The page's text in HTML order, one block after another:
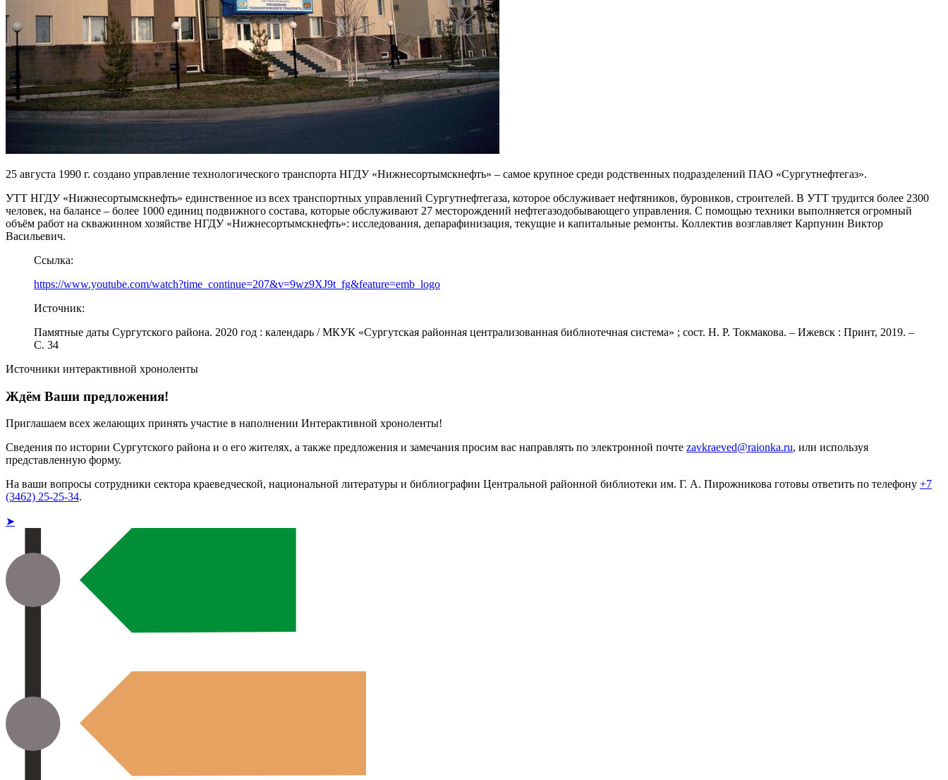
25 августа 1990 г. создано управление технологического транспорта НГДУ «Нижнесортымскнефть» – самое крупное среди родственных подразделений ПАО «Сургутнефтегаз».
УТТ НГДУ «Нижнесортымскнефть» единственное из всех транспортных управлений Сургутнефтегаза, которое обслуживает нефтяников, буровиков, строителей. В УТТ трудится более 2300
человек, на балансе – более 1000 единиц подвижного состава, которые обслуживают 27 месторождений нефтегазодобывающего управления. С помощью техники выполняется огромный
объём работ на скважинном хозяйстве НГДУ «Нижнесортымскнефть»: исследования, депарафинизация, текущие и капитальные ремонты. Коллектив возглавляет Карпунин Виктор
Васильевич.
Ссылка:
https://www.youtube.com/watch?time_continue=207&v=9wz9XJ9t_fg&feature=emb_logo
Источник:
Памятные даты Сургутского района. 2020 год : календарь / МКУК «Сургутская районная централизованная библиотечная система» ; сост. Н. Р. Токмакова. – Ижевск : Принт, 2019. –
С. 34
Источники интерактивной хроноленты
Ждём Ваши предложения!
Приглашаем всех желающих принять участие в наполнении Интерактивной хроноленты!
Сведения по истории Сургутского района и о его жителях, а также предложения и замечания просим вас направлять по электронной почте zavkraeved@raionka.ru, или используя
представленную форму.
На ваши вопросы сотрудники сектора краеведческой, национальной литературы и библиографии Центральной районной библиотеки им. Г. А. Пирожникова готовы ответить по телефону +7
(3462) 25-25-34.
➤